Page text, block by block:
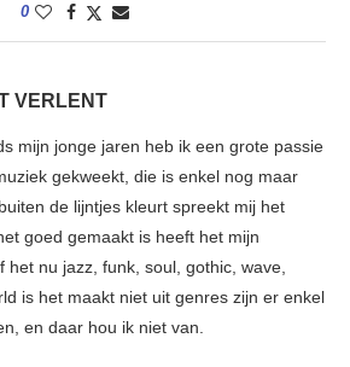
0
VERLENT
mijn jonge jaren heb ik een grote passie
gekweekt, die is enkel nog maar
de lijntjes kleurt spreekt mij het
goed gemaakt is heeft het mijn
het nu jazz, funk, soul, gothic, wave,
is het maakt niet uit genres zijn er enkel
en daar hou ik niet van.